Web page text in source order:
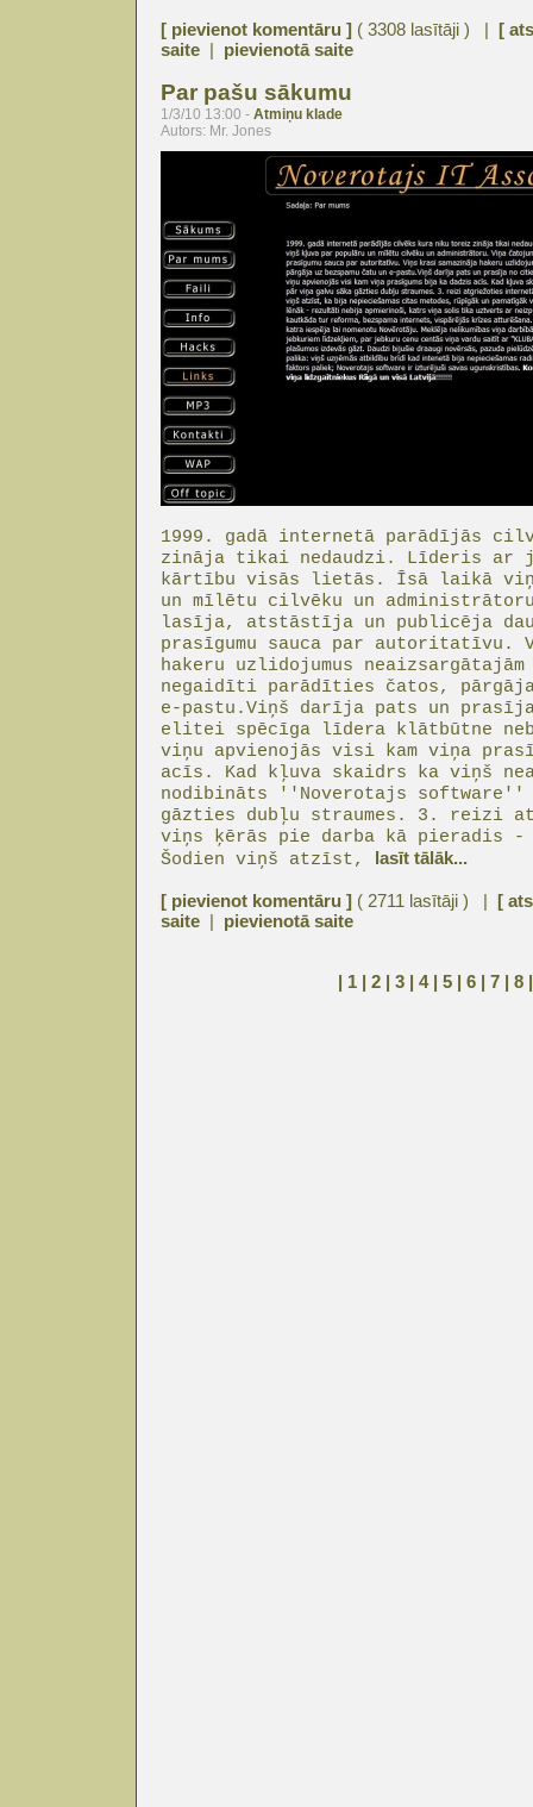
[ pievienot komentāru ] ( 3308 lasītāji ) | [
saite | pievienotā saite
Par pašu sākumu
1/3/10 13:00 - Atmiņu klade
Autors: Mr. Jones
1999. gadā internetā parādījās
zināja tikai nedaudzi. Līderis ar
kārtību visās lietās. Īsā laikā
un mīlētu cilvēku un
lasīja, atstāstīja un publicēja
prasīgumu sauca par autoritatīvu.
hakeru uzlidojumus neaizsargātajām
negaidīti parādīties čatos, pārgāja
e-pastu.Viņš darīja pats un
elitei spēcīga līdera klātbūtne
viņu apvienojās visi kam viņa
acīs. Kad kļuva skaidrs ka viņš
nodibināts ''Noverotajs software''
gāzties dubļu straumes. 3. reizi
viņs ķērās pie darba kā pieradis
Šodien viņš atzīst, lasīt tālāk...
[ pievienot komentāru ] ( 2711 lasītāji ) | [
saite | pievienotā saite
| 1 | 2| 3| 4| 5| 6| 7| 8